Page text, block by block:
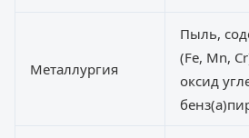
Металлургия
Пыль,
(Fe, Mn,
оксид